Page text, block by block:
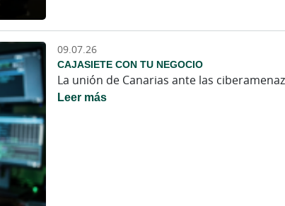
09.07.26
CAJASIETE CON TU NEGOCIO
La unión de Canarias ante las
Leer más